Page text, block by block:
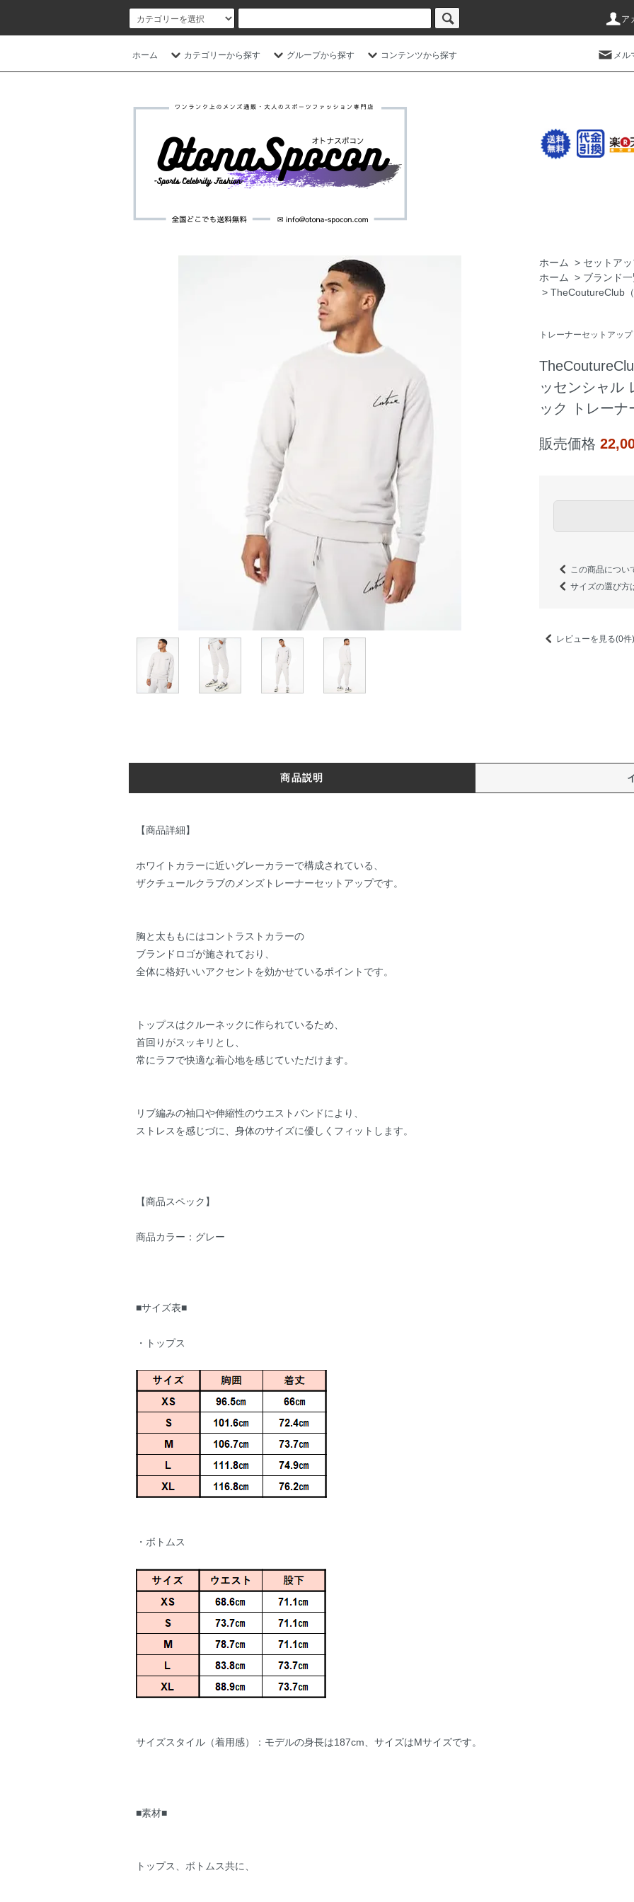
ア
ホーム カテゴリーから探す グループから探す コンテンツから探す メル
ホーム > セットア
ホーム
> ブランド
> TheCoutureClub
トレーナーセットアップ
ッセンシャル
ック トレー
販売価格
この商品につい
サイズの選び方
レビューを見る(0件)
商品説明
【商品詳細】
ホワイトカラーに近いグレーカラーで構成されている、
ザクチュールクラブのメンズトレーナーセットアップです。
胸と太ももにはコントラストカラーの
ブランドロゴが施されており、
全体に格好いいアクセントを効かせているポイントです。
トップスはクルーネックに作られているため、
首回りがスッキリとし、
常にラフで快適な着心地を感じていただけます。
リブ編みの袖口や伸縮性のウエストバンドにより、
ストレスを感じづに、身体のサイズに優しくフィットします。
【商品スペック】
商品カラー：グレー
■サイズ表■
・トップス
・ボトムス
サイズスタイル（着用感）：モデルの身長は187cm、サイズはMサイズです。
■素材■
トップス、ボトムス共に、